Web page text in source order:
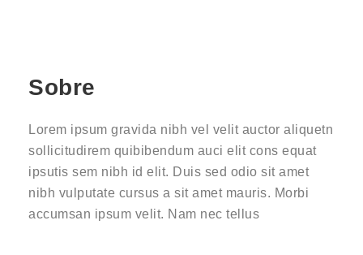
Sobre
Lorem ipsum gravida nibh vel velit auctor aliquetn
sollicitudirem quibibendum auci elit cons equat
ipsutis sem nibh id elit. Duis sed odio sit amet
nibh vulputate cursus a sit amet mauris. Morbi
accumsan ipsum velit. Nam nec tellus